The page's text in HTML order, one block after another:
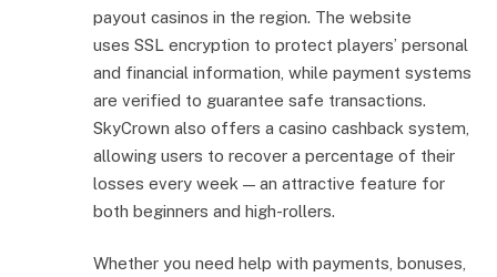
payout casinos in the region. The website
uses SSL encryption to protect players’ personal
and financial information, while payment systems
are verified to guarantee safe transactions.
SkyCrown also offers a casino cashback system,
allowing users to recover a percentage of their
losses every week — an attractive feature for
both beginners and high-rollers.
Whether you need help with payments, bonuses,